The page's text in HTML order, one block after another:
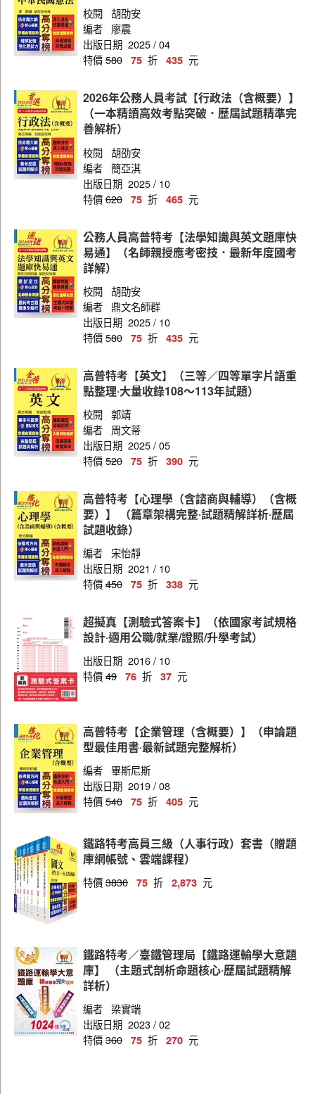
員級（人事行政）
員級（土木工程）
員級（地政）
員級（材料管理）
員級（事務管理）
員級（法律廉政）
員級（財經廉政）
員級（統計）
員級（資訊處理）
員級（運輸營業）
員級（電力工程）
員級（電子工程）
員級（機械工程）
員級（機檢工程）
高員、員級共同科目
高員（土木工程）
高員（地政）
高員（事務管理）
高員（法律廉政）
高員（財經廉政）
高員（會計）
高員（運輸營業）
高員（電力工程）
高員（機械工程）
高員（電子工程）
阿里山森林鐵路
校閱 胡劭安
編者
廖震
出版日期 2025 / 04
特價580 75 折 435 元
2026年公務人員考試【行政法（含概要）】
（一本精讀高效考點突破．歷屆試題精準完
善解析）
校閱 胡劭安
編者 簡亞淇
出版日期 2025 / 10
特價620 75 折 465 元
公務人員高普特考【法學知識與英文題庫快
易通】（名師親授應考密技．最新年度國考
詳解）
校閱 胡劭安
編者 鼎文名師群
出版日期 2025 / 10
特價580 75 折 435 元
高普特考【英文】（三等／四等單字片語重
點整理‧大量收錄108～113年試題）
校閱 郭靖
編者
周文蒂
出版日期 2025 / 05
特價520 75 折 390 元
高普特考【心理學（含諮商與輔導）（含概
要）】 （篇章架構完整‧試題精解詳析‧歷屆
試題收錄）
編者
宋怡靜
出版日期 2021 / 10
特價450 75 折 338 元
超擬真【測驗式答案卡】（依國家考試規格
設計‧適用公職/就業/證照/升學考試）
出版日期 2016 / 10
特價49 76 折 37 元
高普特考【企業管理（含概要）】（申論題
型最佳用書‧最新試題完整解析）
編者 畢斯尼斯
出版日期 2019 / 08
特價540 75 折 405 元
鐵路特考高員三級（人事行政）套書（贈題
庫網帳號、雲端課程）
特價3830 75 折 2,873 元
鐵路特考／臺鐵管理局【鐵路運輸學大意題
庫】 （主題式剖析命題核心‧歷屆試題精解
詳析）
編者 梁實端
出版日期 2023 / 02
特價360 75 折 270 元